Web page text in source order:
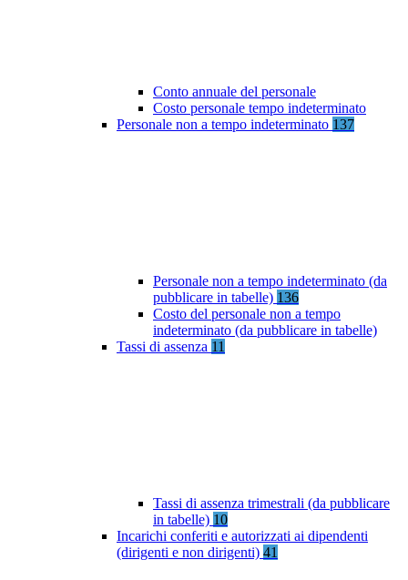
Conto annuale del personale
Costo personale tempo indeterminato
Personale non a tempo indeterminato 137
Personale non a tempo indeterminato (da
pubblicare in tabelle) 136
Costo del personale non a tempo
indeterminato (da pubblicare in tabelle)
Tassi di assenza 11
Tassi di assenza trimestrali (da pubblicare
in tabelle) 10
Incarichi conferiti e autorizzati ai dipendenti
(dirigenti e non dirigenti) 41